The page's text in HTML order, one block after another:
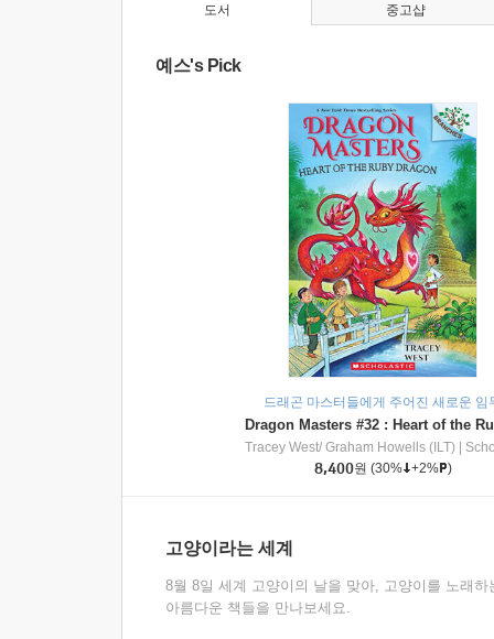
도서
예스's Pick
드래곤 마스터들에게 주어진 새로운 임
Tracey West/ Graham Howells (ILT)
8,400원 (30% +2% )
고양이라는 세계
8월 8일 세계 고양이의 날을 맞아, 고양이를 노래하
아름다운 책들을 만나보세요.
중고샵